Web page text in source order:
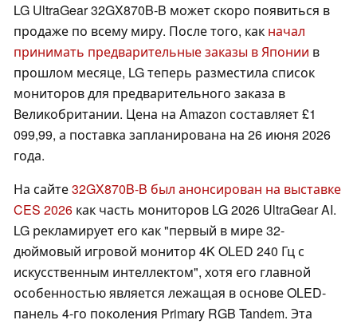
LG UltraGear 32GX870B-B может скоро появиться в
продаже по всему миру. После того, как начал
принимать предварительные заказы в Японии в
прошлом месяце, LG теперь разместила список
мониторов для предварительного заказа в
Великобритании. Цена на Amazon составляет £1
099,99, а поставка запланирована на 26 июня 2026
года.
На сайте32GX870B-B был анонсирован на выставке
CES 2026 как часть мониторов LG 2026 UltraGear AI.
LG рекламирует его как "первый в мире 32-
дюймовый игровой монитор 4K OLED 240 Гц с
искусственным интеллектом", хотя его главной
особенностью является лежащая в основе OLED-
панель 4-го поколения Primary RGB Tandem. Эта